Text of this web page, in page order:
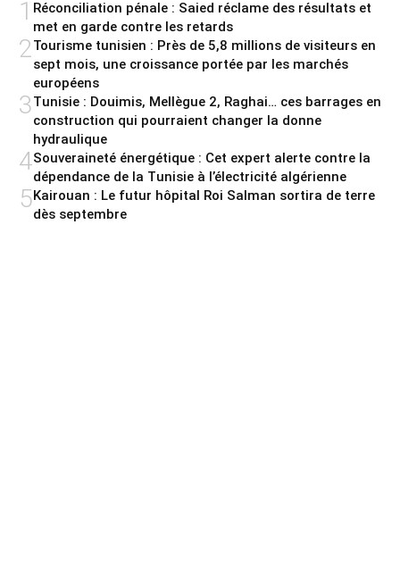
1 Réconciliation pénale : Saied réclame des résultats et
met en garde contre les retards
2 Tourisme tunisien : Près de 5,8 millions de visiteurs en
sept mois, une croissance portée par les marchés
européens
3Tunisie : Douimis, Mellègue 2, Raghai… ces barrages en
construction qui pourraient changer la donne
hydraulique
4Souveraineté énergétique : Cet expert alerte contre la
dépendance de la Tunisie à l’électricité algérienne
5Kairouan : Le futur hôpital Roi Salman sortira de terre
dès septembre